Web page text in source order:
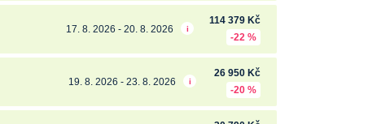
17. 8. 2026 - 20. 8. 2026 i
114 379 Kč
-22 %
19. 8. 2026 - 23. 8. 2026 i
26 950 Kč
-20 %